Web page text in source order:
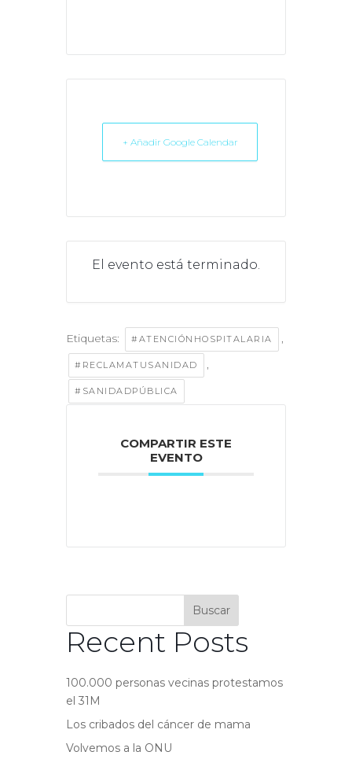
+ Añadir Google Calendar
El evento está terminado.
Etiquetas: #ATENCIÓNHOSPITALARIA ,
#RECLAMATUSANIDAD ,
#SANIDADPÚBLICA
COMPARTIR ESTE
EVENTO
Buscar
Recent Posts
100.000 personas vecinas protestamos
el 31M
Los cribados del cáncer de mama
Volvemos a la ONU